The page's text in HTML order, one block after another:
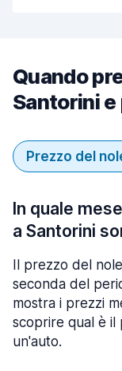
Quando
Santorini
Prezzo del
In quale
a Santorini
Il prezzo del
seconda del
mostra i prezzi
scoprire qual è il
un'auto.